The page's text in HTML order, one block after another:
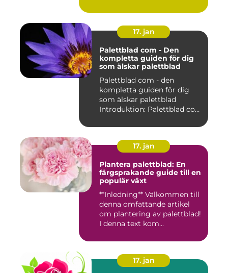
17. jan
Palettblad com - Den
kompletta guiden för dig
som älskar palettblad
Palettblad com - den
kompletta guiden för dig
som älskar palettblad
Introduktion: Palettblad com
17. jan
Plantera palettblad: En
färgsprakande guide till en
populär växt
**Inledning** Välkommen till
denna omfattande artikel
om plantering av palettblad!
I denna text kom...
17. jan